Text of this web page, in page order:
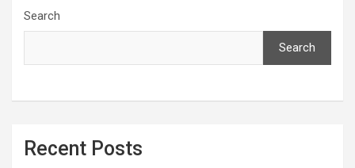
Search
Search
Recent Posts